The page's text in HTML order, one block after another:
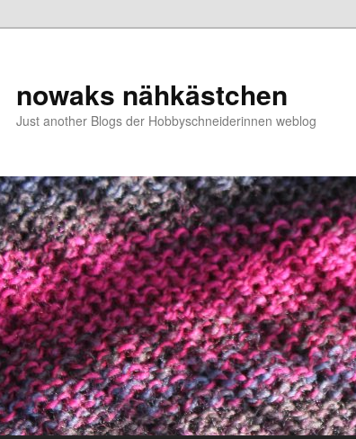
nowaks nähkästchen
Just another Blogs der Hobbyschneiderinnen weblog